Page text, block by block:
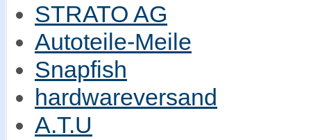
STRATO AG
Autoteile-Meile
Snapfish
hardwareversand
A.T.U